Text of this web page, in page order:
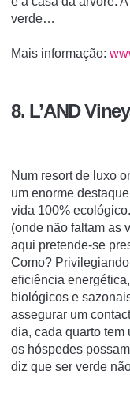
verde…
Mais informação:
8. L’AND
Num resort de luxo
um enorme
vida 100%
(onde não faltam as
aqui pretende-se
Como?
eficiência
biológicos e
assegurar um
dia, cada quarto tem
os hóspedes
diz que ser verde